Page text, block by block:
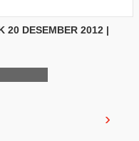
20 DESEMBER 2012 |
›